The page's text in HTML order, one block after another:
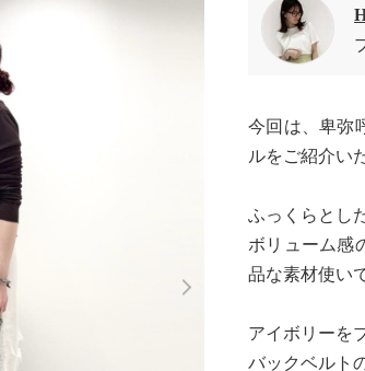
今回は、卑弥
ルをご紹介い
ふっくらとし
ボリューム感
品な素材使い
アイボリーを
バックベルト